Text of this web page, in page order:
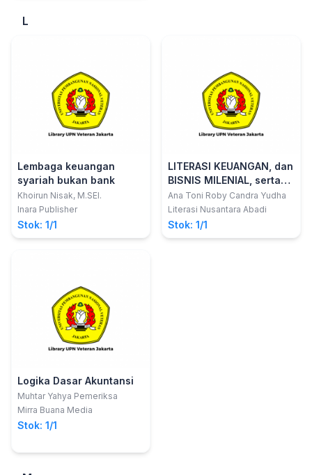
L
Lembaga keuangan
syariah bukan bank
Khoirun Nisak, M.SEI.
Inara Publisher
Stok: 1/1
LITERASI KEUANGAN, dan
BISNIS MILENIAL, serta
MERGER BANK SYARIAH di
INDONESIA
Ana Toni Roby Candra Yudha
Literasi Nusantara Abadi
Stok: 1/1
Logika Dasar Akuntansi
Muhtar Yahya Pemeriksa
Mirra Buana Media
Stok: 1/1